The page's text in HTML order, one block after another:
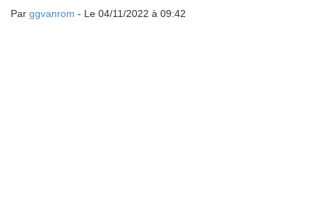
Par ggvanrom - Le 04/11/2022 à 09:42